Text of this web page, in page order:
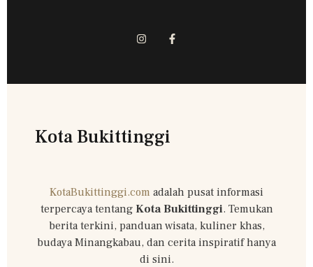
Kota Bukittinggi
KotaBukittinggi.com adalah pusat informasi
terpercaya tentang Kota Bukittinggi. Temukan
berita terkini, panduan wisata, kuliner khas,
budaya Minangkabau, dan cerita inspiratif hanya
di sini.